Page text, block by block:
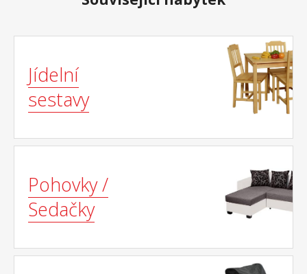
Jídelní
sestavy
Pohovky /
Sedačky